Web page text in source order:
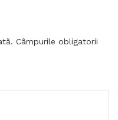
Câmpurile obligatorii